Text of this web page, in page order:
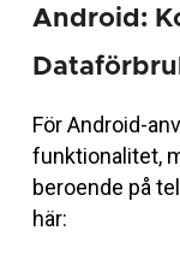
Android:
För Android-
funktionalitet,
beroende på
här: